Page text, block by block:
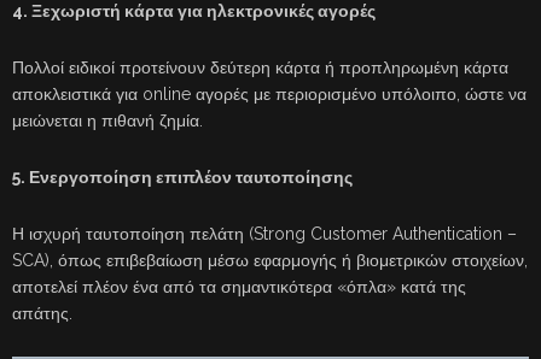
4. Ξεχωριστή κάρτα για ηλεκτρονικές αγορές
Πολλοί ειδικοί προτείνουν δεύτερη κάρτα ή προπληρωμένη κάρτα
αποκλειστικά για online αγορές με περιορισμένο υπόλοιπο, ώστε να
μειώνεται η πιθανή ζημία.
5. Ενεργοποίηση επιπλέον ταυτοποίησης
Η ισχυρή ταυτοποίηση πελάτη (Strong Customer Authentication –
SCA), όπως επιβεβαίωση μέσω εφαρμογής ή βιομετρικών στοιχείων,
αποτελεί πλέον ένα από τα σημαντικότερα «όπλα» κατά της
απάτης.